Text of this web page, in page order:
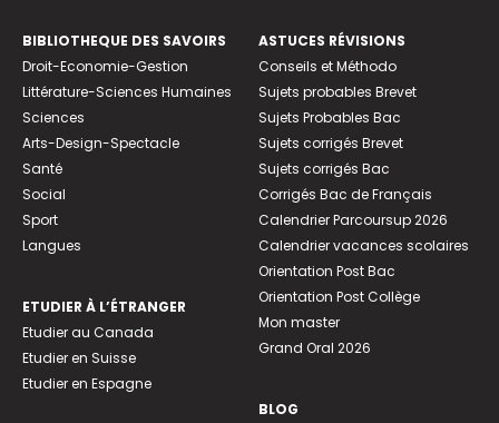
BIBLIOTHEQUE DES SAVOIRS
Droit-Economie-Gestion
Littérature-Sciences Humaines
Sciences
Arts-Design-Spectacle
Santé
Social
Sport
Langues
ETUDIER À L’ÉTRANGER
Etudier au Canada
Etudier en Suisse
Etudier en Espagne
ASTUCES RÉVISIONS
Conseils et Méthodo
Sujets probables Brevet
Sujets Probables Bac
Sujets corrigés Brevet
Sujets corrigés Bac
Corrigés Bac de Français
Calendrier Parcoursup 2026
Calendrier vacances scolaires
Orientation Post Bac
Orientation Post Collège
Mon master
Grand Oral 2026
BLOG